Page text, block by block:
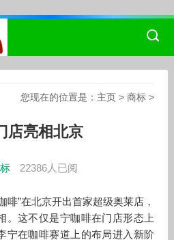
您现在的位置是： 主页 >商标 >
店亮相北京
22386人已阅
啡”在北京开出首家超级奥莱店，
。这不仅是宁咖啡在门店形态上
宁在咖啡赛道上的布局进入新阶